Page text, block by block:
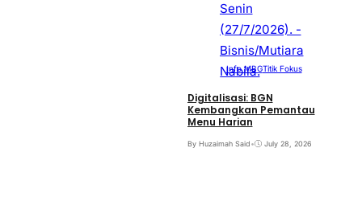
Info MBGTitik Fokus
Digitalisasi: BGN
Kembangkan Pemantau
Menu Harian
By Huzaimah Said• July 28, 2026